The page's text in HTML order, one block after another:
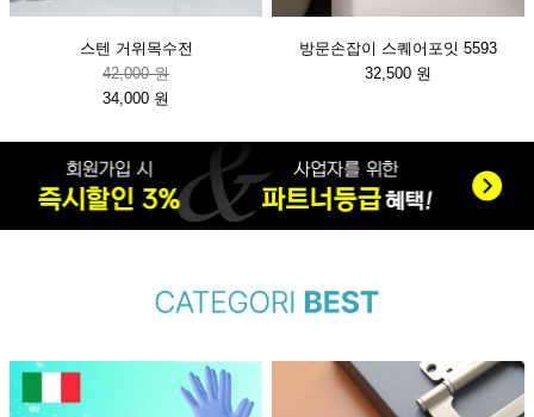
스텐 거위목수전
42,000 원
34,000 원
방문손잡이 스퀘어포잇 5593
32,500 원